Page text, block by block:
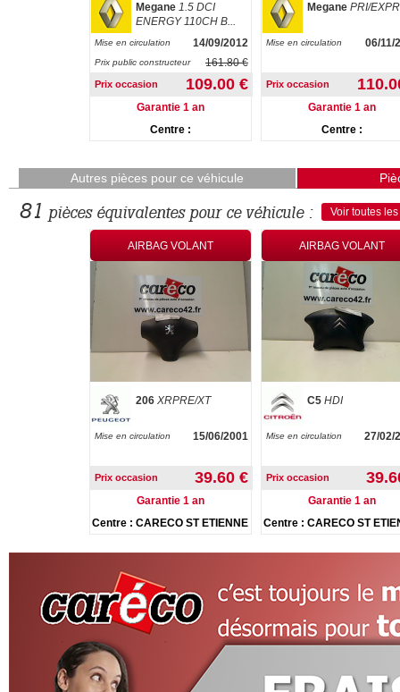
Megane 1.5 DCI
ENERGY 110CH B...
Mise en circulation 14/09/2012
Prix public constructeur 161.80 €
Prix occasion 109.00 €
Garantie 1 an
Centre :
Megane PRI/EXPR
Mise en circulation 06/11/
Prix occasion
Garantie 1 an
Centre :
Autres pièces pour ce véhicule
81 pièces équivalentes pour ce véhicule : Voir toutes
AIRBAG VOLANT
206 XRPRE/XT
Mise en circulation 15/06/2001
Prix occasion 39.60 €
Garantie 1 an
Centre : CARECO ST ETIENNE
AIRBAG VOLANT
C5 HDI
Mise en circulation 27/02/
Prix occasion
Garantie 1 an
Centre : CARECO ST